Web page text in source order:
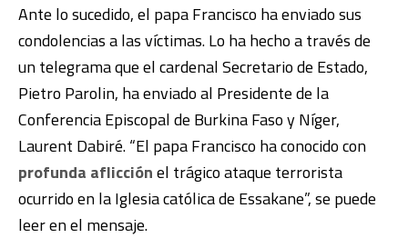
Ante lo sucedido, el papa Francisco ha enviado sus
condolencias a las víctimas. Lo ha hecho a través de
un telegrama que el cardenal Secretario de Estado,
Pietro Parolin, ha enviado al Presidente de la
Conferencia Episcopal de Burkina Faso y Níger,
Laurent Dabiré. “El papa Francisco ha conocido con
profunda aflicciónel trágico ataque terrorista
ocurrido en la Iglesia católica de Essakane”, se puede
leer en el mensaje.